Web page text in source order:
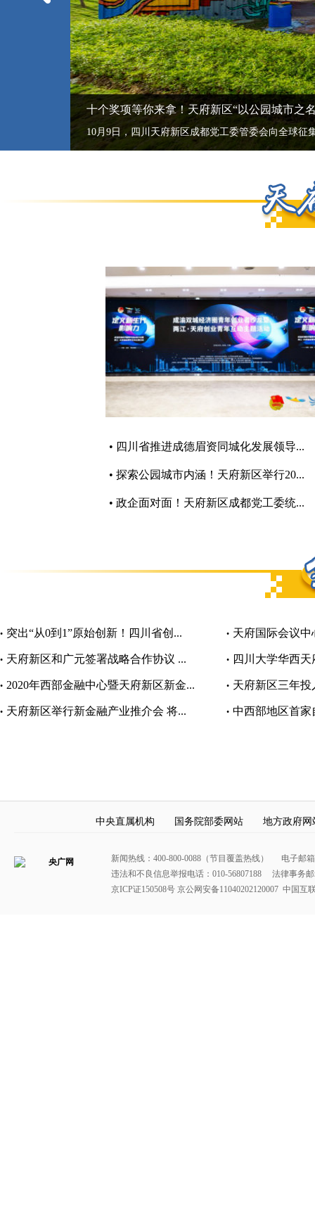
十个奖项等你来拿！天府新区“以公园城市之
• 四川省推进成德眉资同城化发展领导...
• 探索公园城市内涵！天府新区举行20...
• 政企面对面！天府新区成都党工委统...
• 突出“从0到1”原始创新！四川省创...
• 天府新区和广元签署战略合作协议 ...
• 2020年西部金融中心暨天府新区新金...
• 天府新区举行新金融产业推介会 将...
• 天府国际会议
• 四川大学华西
• 天府新区三年投
• 中西部地区首家
中央直属机构 国务院部委网站 地方政府网
新闻热线：400-800-0088（节目覆盖热线） 电子邮箱
违法和不良信息举报电话：010-56807188 法律事务
京ICP证150508号 京公网安备11040202120007 中国互